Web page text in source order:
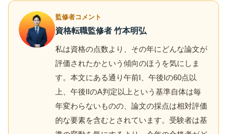
監修者コメント
資格転職監修者 竹本明弘
私は資格の点数より、その年にどんな論文が
評価されたかという傾向のほうを気にしま
す。本文にある通り午前I、午後Iの60点以
上、午後IIのA判定以上という基準自体は毎
年変わらないものの、論文の採点は相対評価
的な要素を含むとされています。受験者は基